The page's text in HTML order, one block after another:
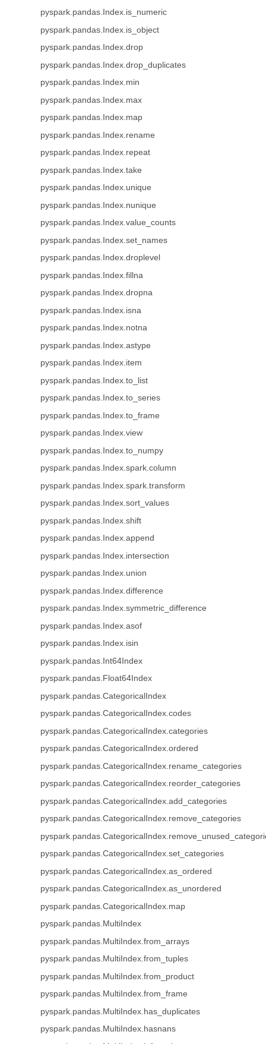
pyspark.pandas.Index.is_numeric
pyspark.pandas.Index.is_object
pyspark.pandas.Index.drop
pyspark.pandas.Index.drop_duplicates
pyspark.pandas.Index.min
pyspark.pandas.Index.max
pyspark.pandas.Index.map
pyspark.pandas.Index.rename
pyspark.pandas.Index.repeat
pyspark.pandas.Index.take
pyspark.pandas.Index.unique
pyspark.pandas.Index.nunique
pyspark.pandas.Index.value_counts
pyspark.pandas.Index.set_names
pyspark.pandas.Index.droplevel
pyspark.pandas.Index.fillna
pyspark.pandas.Index.dropna
pyspark.pandas.Index.isna
pyspark.pandas.Index.notna
pyspark.pandas.Index.astype
pyspark.pandas.Index.item
pyspark.pandas.Index.to_list
pyspark.pandas.Index.to_series
pyspark.pandas.Index.to_frame
pyspark.pandas.Index.view
pyspark.pandas.Index.to_numpy
pyspark.pandas.Index.spark.column
pyspark.pandas.Index.spark.transform
pyspark.pandas.Index.sort_values
pyspark.pandas.Index.shift
pyspark.pandas.Index.append
pyspark.pandas.Index.intersection
pyspark.pandas.Index.union
pyspark.pandas.Index.difference
pyspark.pandas.Index.symmetric_difference
pyspark.pandas.Index.asof
pyspark.pandas.Index.isin
pyspark.pandas.Int64Index
pyspark.pandas.Float64Index
pyspark.pandas.CategoricalIndex
pyspark.pandas.CategoricalIndex.codes
pyspark.pandas.CategoricalIndex.categories
pyspark.pandas.CategoricalIndex.ordered
pyspark.pandas.CategoricalIndex.rename_categories
pyspark.pandas.CategoricalIndex.reorder_categories
pyspark.pandas.CategoricalIndex.add_categories
pyspark.pandas.CategoricalIndex.remove_categories
pyspark.pandas.CategoricalIndex.set_categories
pyspark.pandas.CategoricalIndex.as_ordered
pyspark.pandas.CategoricalIndex.as_unordered
pyspark.pandas.CategoricalIndex.map
pyspark.pandas.MultiIndex
pyspark.pandas.MultiIndex.from_arrays
pyspark.pandas.MultiIndex.from_tuples
pyspark.pandas.MultiIndex.from_product
pyspark.pandas.MultiIndex.from_frame
pyspark.pandas.MultiIndex.has_duplicates
pyspark.pandas.MultiIndex.hasnans